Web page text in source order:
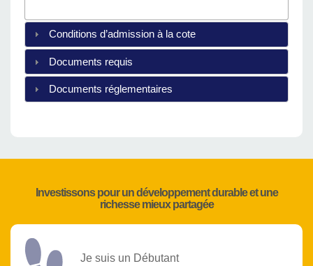
Conditions d’admission à la cote
Documents requis
Documents réglementaires
Investissons pour un développement durable et une
richesse mieux partagée
Je suis un Débutant